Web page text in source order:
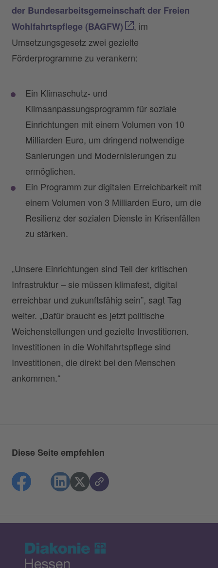
der Bundesarbeitsgemeinschaft der Freien
Wohlfahrtspflege (BAGFW)
, im
Umsetzungsgesetz zwei gezielte
Förderprogramme zu verankern:
Ein Klimaschutz- und
Klimaanpassungsprogramm für soziale
Einrichtungen mit einem Volumen von 10
Milliarden Euro, um dringend notwendige
Sanierungen und Modernisierungen zu
ermöglichen.
Ein Programm zur digitalen Erreichbarkeit mit
einem Volumen von 3 Milliarden Euro, um die
Resilienz der sozialen Dienste in Krisenfällen
zu stärken.
„Unsere Einrichtungen sind Teil der kritischen
Infrastruktur – sie müssen klimafest, digital
erreichbar und zukunftsfähig sein”, sagt Tag
weiter. „Dafür braucht es jetzt politische
Weichenstellungen und gezielte Investitionen.
Investitionen in die Wohlfahrtspflege sind
Investitionen, die direkt bei den Menschen
ankommen.“
Diese Seite empfehlen